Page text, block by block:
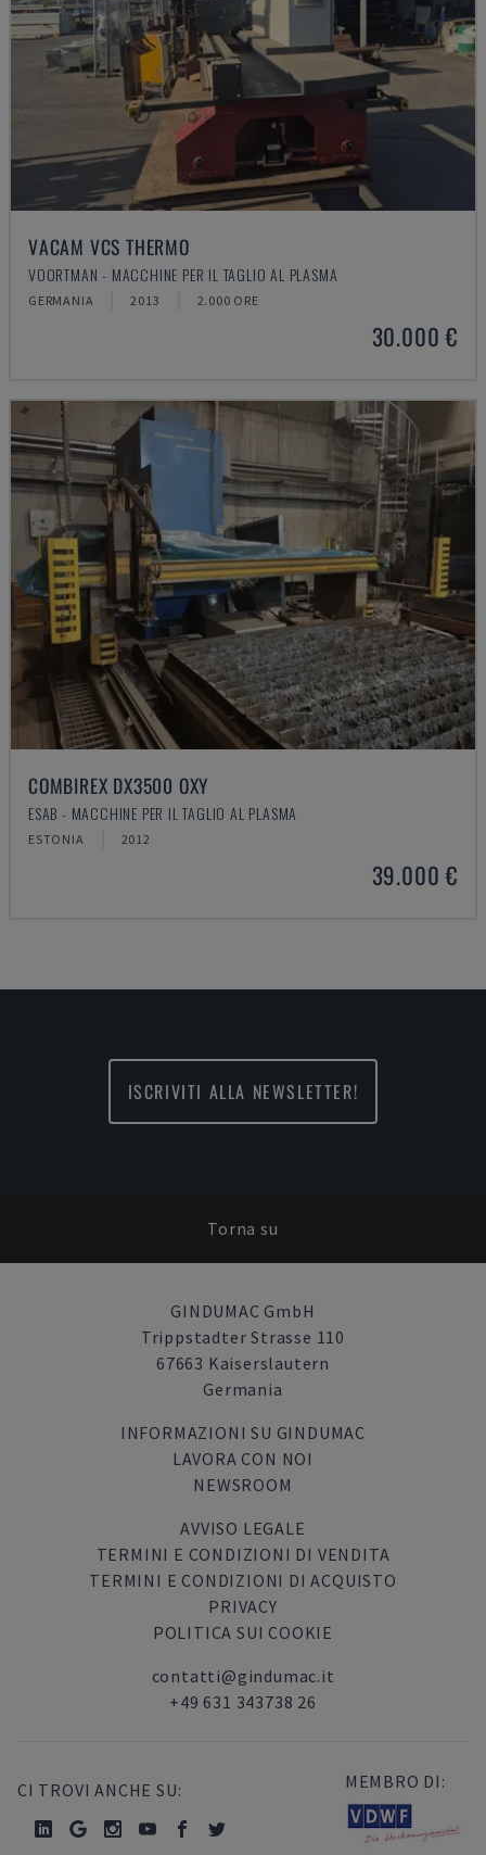
VACAM VCS THERMO
VOORTMAN - MACCHINE PER IL TAGLIO AL PLASMA
GERMANIA 2013 2.000 ORE
30.000 €
COMBIREX DX3500 OXY
ESAB - MACCHINE PER IL TAGLIO AL PLASMA
ESTONIA 2012
39.000 €
ISCRIVITI ALLA NEWSLETTER!
Torna su
GINDUMAC GmbH
Trippstadter Strasse 110
67663 Kaiserslautern
Germania
INFORMAZIONI SU GINDUMAC
LAVORA CON NOI
NEWSROOM
AVVISO LEGALE
TERMINI E CONDIZIONI DI VENDITA
TERMINI E CONDIZIONI DI ACQUISTO
PRIVACY
POLITICA SUI COOKIE
contatti@gindumac.it
+49 631 343738 26
CI TROVI ANCHE SU: MEMBRO DI: